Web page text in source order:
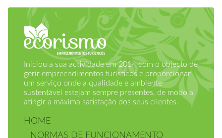
Iniciou a sua actividade em 2014 com o objecto de
gerir empreendimentos turísticos e proporcionar
um serviço onde a qualidade e ambiente
sustentável estejam sempre presentes, de modo a
atingir a máxima satisfação dos seus clientes.
HOME
NORMAS DE FUNCIONAMENTO